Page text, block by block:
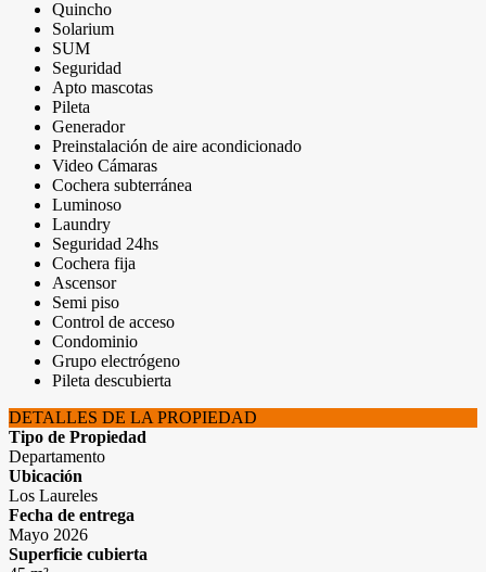
Quincho
Solarium
SUM
Seguridad
Apto mascotas
Pileta
Generador
Preinstalación de aire acondicionado
Video Cámaras
Cochera subterránea
Luminoso
Laundry
Seguridad 24hs
Cochera fija
Ascensor
Semi piso
Control de acceso
Condominio
Grupo electrógeno
Pileta descubierta
DETALLES DE LA PROPIEDAD
Tipo de Propiedad
Departamento
Ubicación
Los Laureles
Fecha de entrega
Mayo 2026
Superficie cubierta